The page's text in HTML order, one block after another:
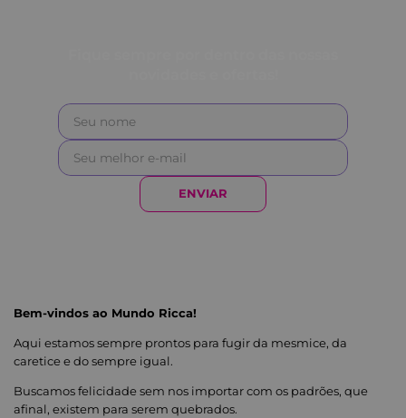
ENVIAR
Bem-vindos ao Mundo Ricca!
Aqui estamos sempre prontos para fugir da mesmice, da
caretice e do sempre igual.
Buscamos felicidade sem nos importar com os padrões, que
afinal, existem para serem quebrados.